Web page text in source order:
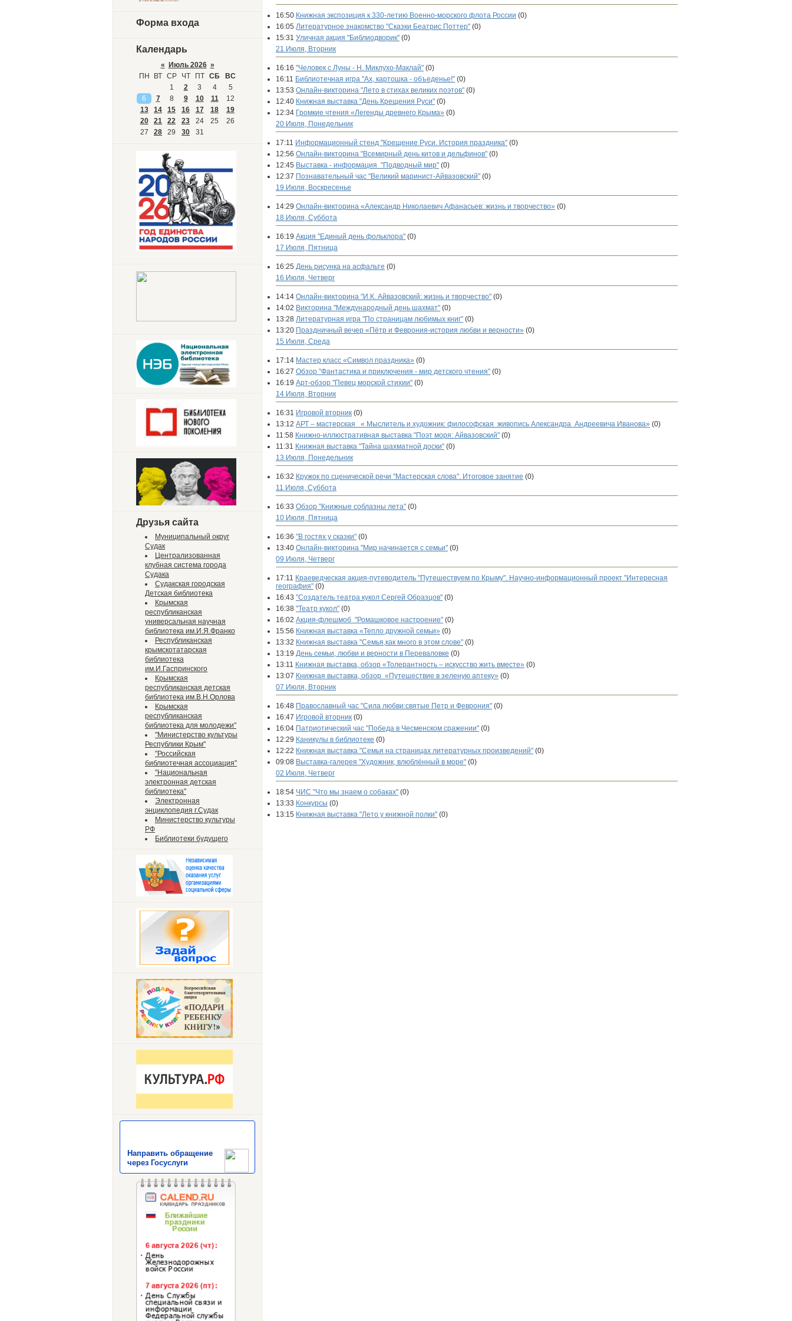
Форма входа
Календарь
« Июль 2026 »
ПН
ВТ СР ЧТ ПТ СБ
ВС
1
2 3 4
5
6
7 8 9 10 11
12
13
14 15 16 17 18
19
20
21 22 23 24 25
26
27
28 29 30 31
Друзья сайта
Муниципальный округ
Судак
Централизованная
клубная система города
Судака
Судакская городская
Детская библиотека
Крымская
республиканская
универсальная научная
библиотека им.И.Я.Франко
Республиканская
крымскотатарская
библиотека
им.И.Гаспринского
Крымская
республиканская детская
библиотека им.В.Н.Орлова
Крымская
республиканская
библиотека для молодежи"
"Министерство культуры
Республики Крым"
"Российская
библиотечная ассоциация"
"Национальная
электронная детская
библиотека"
Электронная
энциклопедия г.Судак
Министерство культуры
РФ
Библиотеки будущего
Направить обращение
через Госуслуги
16:50 Книжная экспозиция к 330-летию Военно-морского флота России (0)
16:05 Литературное знакомство "Сказки Беатрис Поттер" (0)
15:31 Уличная акция "Библиодворик" (0)
21 Июля, Вторник
16:16 "Человек с Луны - Н. Миклухо-Маклай" (0)
16:11 Библиотечная игра "Ах, картошка - объеденье!" (0)
13:53 Онлайн-викторина "Лето в стихах великих поэтов" (0)
12:40 Книжная выставка "День Крещения Руси" (0)
12:34 Громкие чтения «Легенды древнего Крыма» (0)
20 Июля, Понедельник
17:11 Информационный стенд "Крещение Руси. История праздника" (0)
12:56 Онлайн-викторина "Всемирный день китов и дельфинов" (0)
12:45 Выставка - информация "Подводный мир" (0)
12:37 Познавательный час "Великий маринист-Айвазовский" (0)
19 Июля, Воскресенье
14:29 Онлайн-викторина «Александр Николаевич Афанасьев: жизнь и творчество» (0)
18 Июля, Суббота
16:19 Акция "Единый день фольклора" (0)
17 Июля, Пятница
16:25 День рисунка на асфальте (0)
16 Июля, Четверг
14:14 Онлайн-викторина "И.К. Айвазовский: жизнь и творчество" (0)
14:02 Викторина "Международный день шахмат" (0)
13:28 Литературная игра "По страницам любимых книг" (0)
13:20 Праздничный вечер «Пётр и Феврония-история любви и верности» (0)
15 Июля, Среда
17:14 Мастер класс «Символ праздника» (0)
16:27 Обзор "Фантастика и приключения - мир детского чтения" (0)
16:19 Арт-обзор "Певец морской стихии" (0)
14 Июля, Вторник
16:31 Игровой вторник (0)
13:12 АРТ – мастерская « Мыслитель и художник: философская живопись Александра Андреевича Иванова» (0)
11:58 Книжно-иллюстративная выставка "Поэт моря: Айвазовский" (0)
11:31 Книжная выставка "Тайна шахматной доски" (0)
13 Июля, Понедельник
16:32 Кружок по сценической речи "Мастерская слова". Итоговое занятие (0)
11 Июля, Суббота
16:33 Обзор "Книжные соблазны лета" (0)
10 Июля, Пятница
16:36 "В гостях у сказки" (0)
13:40 Онлайн-викторина "Мир начинается с семьи" (0)
09 Июля, Четверг
17:11 Краеведческая акция-путеводитель "Путешествуем по Крыму". Научно-информационный проект "Интересная
география" (0)
16:43 "Создатель театра кукол Сергей Образцов" (0)
16:38 "Театр кукол" (0)
16:02 Акция-флешмоб "Ромашковое настроение" (0)
15:56 Книжная выставка «Тепло дружной семьи» (0)
13:32 Книжная выставка "Семья,как много в этом слове" (0)
13:19 День семьи, любви и верности в Переваловке (0)
13:11 Книжная выставка, обзор «Толерантность – искусство жить вместе» (0)
13:07 Книжная выставка, обзор «Путешествие в зеленую аптеку» (0)
07 Июля, Вторник
16:48 Православный час "Сила любви:святые Петр и Феврония" (0)
16:47 Игровой вторник (0)
16:04 Патриотический час "Победа в Чесменском сражении" (0)
12:29 Каникулы в библиотеке (0)
12:22 Книжная выставка "Семья на страницах литературных произведений" (0)
09:08 Выставка-галерея "Художник, влюблённый в море" (0)
02 Июля, Четверг
18:54 ЧИС "Что мы знаем о собаках" (0)
13:33 Конкурсы (0)
13:15 Книжная выставка "Лето у книжной полки" (0)